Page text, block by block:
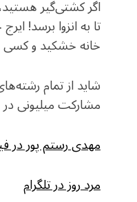
اگر کشتی‌گیر
تا به انزوا برسد!
خانه خشکید و کسی
شاید از تمام
مشارکت میلیونی در
مهدی رستم پور در
مرد روز در تلگرام